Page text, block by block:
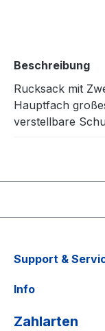
Beschreibung
Rucksack mit
Hauptfach
verstellbare
Support &
Info
Zahlarten